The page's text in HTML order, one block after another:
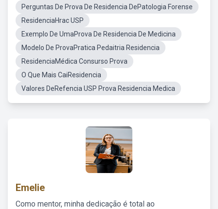
Perguntas De Prova De Residencia DePatologia Forense
ResidenciaHrac USP
Exemplo De UmaProva De Residencia De Medicina
Modelo De ProvaPratica Pedaitria Residencia
ResidenciaMédica Consurso Prova
O Que Mais CaiResidencia
Valores DeRefencia USP Prova Residencia Medica
Emelie
Como mentor, minha dedicação é total ao